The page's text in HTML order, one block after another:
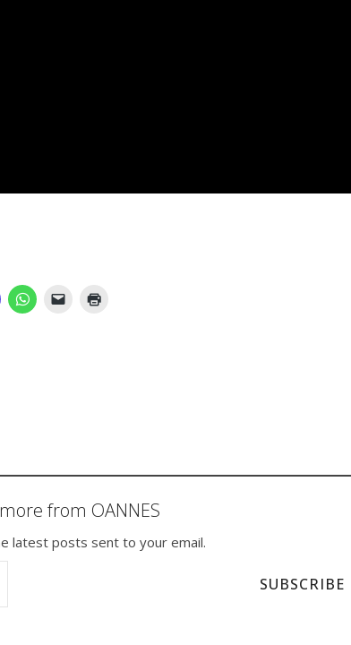
from OANNES
latest posts sent to your email.
SUBSCRIBE